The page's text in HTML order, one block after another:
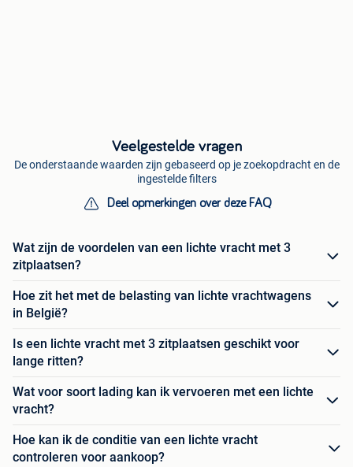
Veelgestelde vragen
De onderstaande waarden zijn gebaseerd op je zoekopdracht en de
ingestelde filters
Deel opmerkingen over deze FAQ
Wat zijn de voordelen van een lichte vracht met 3
zitplaatsen?
Hoe zit het met de belasting van lichte vrachtwagens
in België?
Is een lichte vracht met 3 zitplaatsen geschikt voor
lange ritten?
Wat voor soort lading kan ik vervoeren met een lichte
vracht?
Hoe kan ik de conditie van een lichte vracht
controleren voor aankoop?